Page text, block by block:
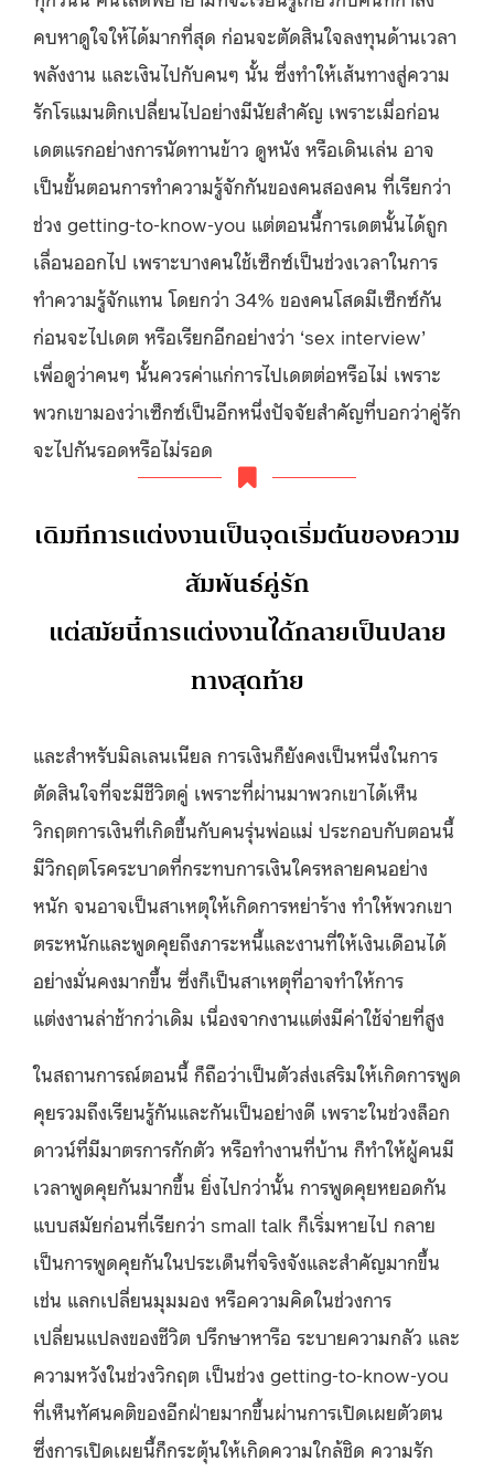
คบหาดูใจให้ได้มากที่สุด ก่อนจะตัดสินใจลงทุนด้านเวลา
พลังงาน และเงินไปกับคนๆ นั้น ซึ่งทำให้เส้นทางสู่ความ
รักโรแมนติกเปลี่ยนไปอย่างมีนัยสำคัญ เพราะเมื่อก่อน
เดตแรกอย่างการนัดทานข้าว ดูหนัง หรือเดินเล่น อาจ
เป็นขั้นตอนการทำความรู้จักกันของคนสองคน ที่เรียกว่า
ช่วง getting-to-know-you แต่ตอนนี้การเดตนั้นได้ถูก
เลื่อนออกไป เพราะบางคนใช้เซ็กซ์เป็นช่วงเวลาในการ
ทำความรู้จักแทน โดยกว่า 34% ของคนโสดมีเซ็กซ์กัน
ก่อนจะไปเดต หรือเรียกอีกอย่างว่า ‘sex interview’
เพื่อดูว่าคนๆ นั้นควรค่าแก่การไปเดตต่อหรือไม่ เพราะ
พวกเขามองว่าเซ็กซ์เป็นอีกหนึ่งปัจจัยสำคัญที่บอกว่าคู่รัก
จะไปกันรอดหรือไม่รอด
เดิมทีการแต่งงานเป็นจุดเริ่มต้นของความ
สัมพันธ์คู่รัก
แต่สมัยนี้การแต่งงานได้กลายเป็นปลาย
ทางสุดท้าย
และสำหรับมิลเลนเนียล การเงินก็ยังคงเป็นหนึ่งในการ
ตัดสินใจที่จะมีชีวิตคู่ เพราะที่ผ่านมาพวกเขาได้เห็น
วิกฤตการเงินที่เกิดขึ้นกับคนรุ่นพ่อแม่ ประกอบกับตอนนี้
มีวิกฤตโรคระบาดที่กระทบการเงินใครหลายคนอย่าง
หนัก จนอาจเป็นสาเหตุให้เกิดการหย่าร้าง ทำให้พวกเขา
ตระหนักและพูดคุยถึงภาระหนี้และงานที่ให้เงินเดือนได้
อย่างมั่นคงมากขึ้น ซึ่งก็เป็นสาเหตุที่อาจทำให้การ
แต่งงานล่าช้ากว่าเดิม เนื่องจากงานแต่งมีค่าใช้จ่ายที่สูง
ในสถานการณ์ตอนนี้ ก็ถือว่าเป็นตัวส่งเสริมให้เกิดการพูด
คุยรวมถึงเรียนรู้กันและกันเป็นอย่างดี เพราะในช่วงล็อก
ดาวน์ที่มีมาตรการกักตัว หรือทำงานที่บ้าน ก็ทำให้ผู้คนมี
เวลาพูดคุยกันมากขึ้น ยิ่งไปกว่านั้น การพูดคุยหยอดกัน
แบบสมัยก่อนที่เรียกว่า small talk ก็เริ่มหายไป กลาย
เป็นการพูดคุยกันในประเด็นที่จริงจังและสำคัญมากขึ้น
เช่น แลกเปลี่ยนมุมมอง หรือความคิดในช่วงการ
เปลี่ยนแปลงของชีวิต ปรึกษาหารือ ระบายความกลัว และ
ความหวังในช่วงวิกฤต เป็นช่วง getting-to-know-you
ที่เห็นทัศนคติของอีกฝ่ายมากขึ้นผ่านการเปิดเผยตัวตน
ซึ่งการเปิดเผยนี้ก็กระตุ้นให้เกิดความใกล้ชิด ความรัก